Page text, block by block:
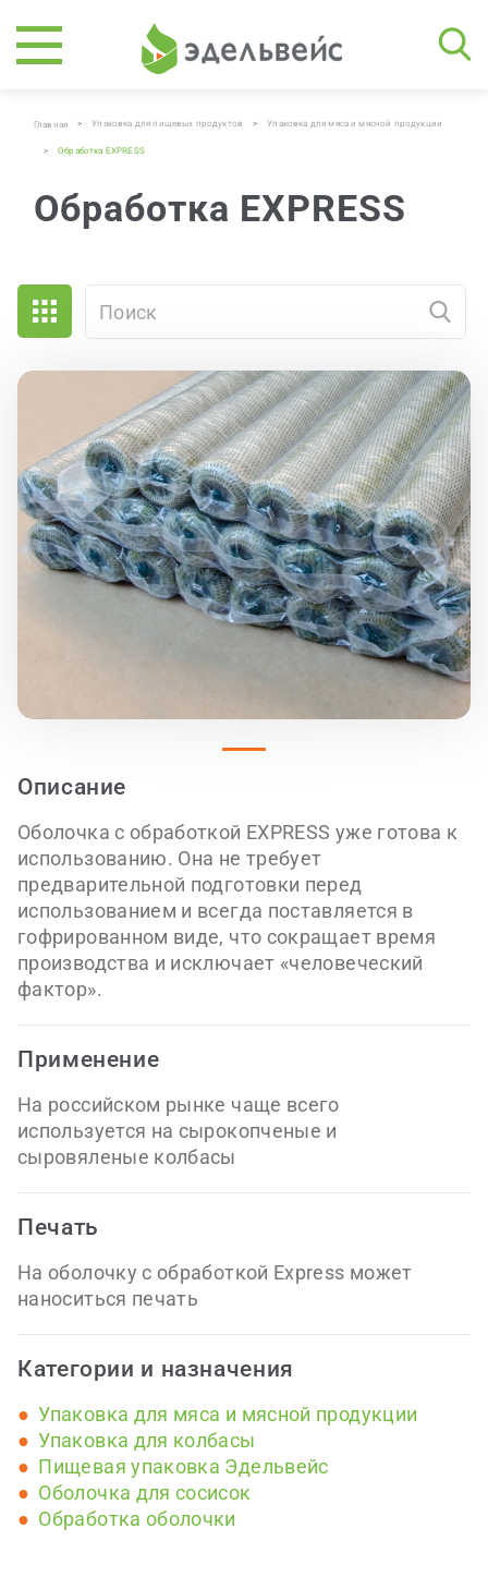
Главная > Упаковка для пищевых продуктов > Упаковка для мяса и мясной продукции
> Обработка EXPRESS
Обработка EXPRESS
Описание
Оболочка с обработкой EXPRESS уже готова к
использованию. Она не требует
предварительной подготовки перед
использованием и всегда поставляется в
гофрированном виде, что сокращает время
производства и исключает «человеческий
фактор».
Применение
На российском рынке чаще всего
используется на сырокопченые и
сыровяленые колбасы
Печать
На оболочку с обработкой Express может
наноситься печать
Категории и назначения
Упаковка для мяса и мясной продукции
Упаковка для колбасы
Пищевая упаковка Эдельвейс
Оболочка для сосисок
Обработка оболочки